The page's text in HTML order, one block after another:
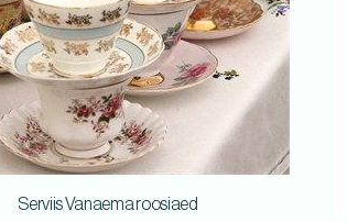
Serviis Vanaema roosiaed